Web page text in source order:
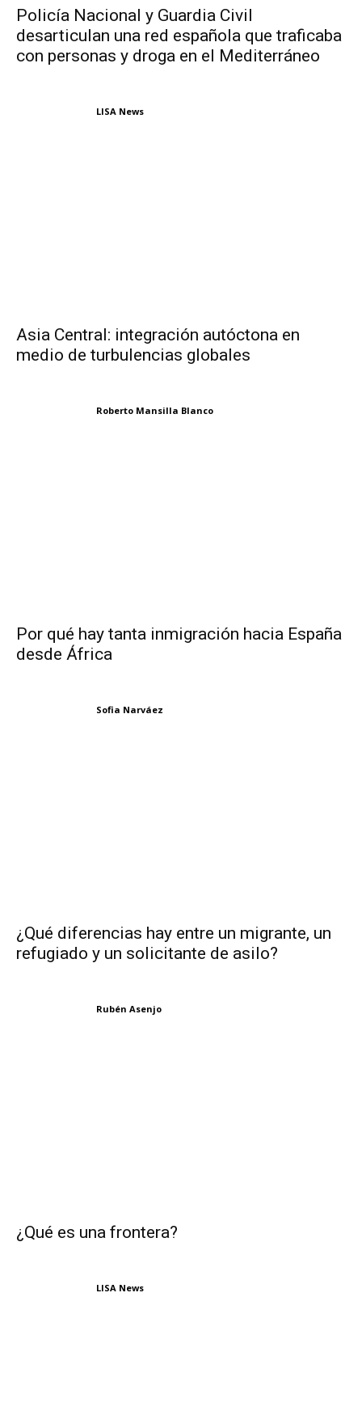
Policía Nacional y Guardia Civil
desarticulan una red española que traficaba
con personas y droga en el Mediterráneo
LISA News
Asia Central: integración autóctona en
medio de turbulencias globales
Roberto Mansilla Blanco
Por qué hay tanta inmigración hacia España
desde África
Sofia Narváez
¿Qué diferencias hay entre un migrante, un
refugiado y un solicitante de asilo?
Rubén Asenjo
¿Qué es una frontera?
LISA News